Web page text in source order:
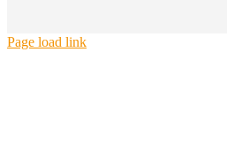
Page load link